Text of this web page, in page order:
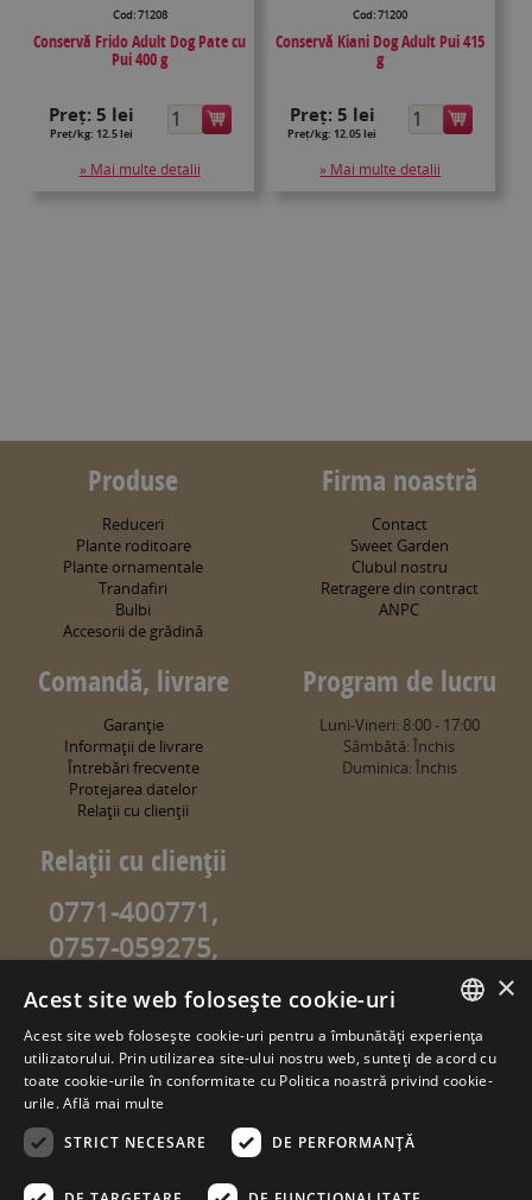
Cod: 71208
Conservă Frido Adult Dog Pate cu
Pui 400 g
Preț: 5 lei
Preț/kg: 12.5 lei
» Mai multe detalii
Cod: 71200
Conservă Kiani Dog Adult Pui 415
g
Preț: 5 lei
Preț/kg: 12.05 lei
» Mai multe detalii
Produse
Reduceri
Plante roditoare
Plante ornamentale
Trandafiri
Bulbi
Accesorii de grădină
Firma noastră
Contact
Sweet Garden
Clubul nostru
Retragere din contract
ANPC
Comandă, livrare
Garanţie
Informaţii de livrare
Întrebări frecvente
Protejarea datelor
Relaţii cu clienţii
Program de lucru
Luni-Vineri: 8:00 - 17:00
Sâmbătă: Închis
Duminica: Închis
Relaţii cu clienţii
0771-400771,
0757-059275,
0757-059274
info@sweetgarden.ro
© copyright 2026. sweetgarden.ro
Toate drepturile rezervate. Reproducerea integrală sau parţială a
textelor sau a ilustraţiilor din orice pagină a site-ului
www.sweetgarden.ro este posibilă numai cu acordul prealabil
pedepseşte conform legii. Eventualele încălcări ale dreptului de
ROMANIAN
HUNGARIAN
×
Acest site web folosește cookie-uri
Acest site web folosește cookie-uri pentru a îmbunătăți experiența
utilizatorului. Prin utilizarea site-ului nostru web, sunteți de acord cu
toate cookie-urile în conformitate cu Politica noastră privind cookie-
urile.Află mai multe
STRICT NECESARE
DE PERFORMANȚĂ